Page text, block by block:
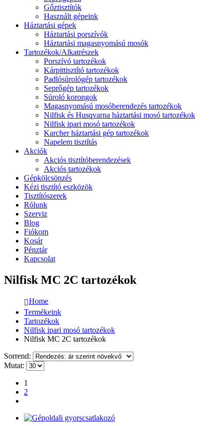
Gőztisztítók
Használt gépeink
Háztartási gépek
Háztartási porszívók
Háztartási magasnyomású mosók
Tartozékok/Alkatrészek
Porszívó tartozékok
Kárpittisztító tartozékok
Padlósúrológép tartozékok
Seprőgép tartozékok
Súroló korongok
Magasnyomású mosóberendezés tartozékok
Nilfisk és Husqvarna háztartási mosó tartozékok
Nilfisk ipari mosó tartozékok
Karcher háztartási gép tartozékok
Napelem tisztítás
Akciók
Akciós tisztítóberendezések
Akciós tartozékok
Gépkölcsönzés
Kézi tisztító eszközök
Tisztítószerek
Rólunk
Szerviz
Blog
Fiókom
Kosár
Pénztár
Kapcsolat
Nilfisk MC 2C tartozékok
Home
Termékeink
Tartozékok
Nilfisk ipari mosó tartozékok
Nilfisk MC 2C tartozékok
Sorrend:
Mutat:
1
2